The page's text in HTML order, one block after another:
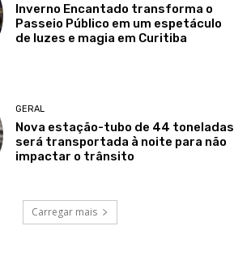
Inverno Encantado transforma o
Passeio Público em um espetáculo
de luzes e magia em Curitiba
GERAL
Nova estação-tubo de 44 toneladas
será transportada à noite para não
impactar o trânsito
Carregar mais